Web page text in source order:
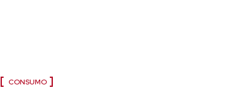
CONSUMO